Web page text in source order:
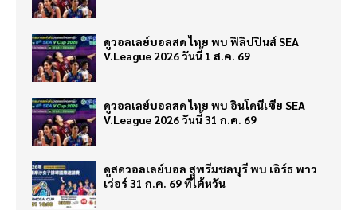
ดูวอลเลย์บอลสด ไทย พบ ฟิลิปปินส์ SEA
V.League 2026 วันนี้ 1 ส.ค. 69
ดูวอลเลย์บอลสด ไทย พบ อินโดนีเซีย SEA
V.League 2026 วันนี้ 31 ก.ค. 69
ดูสดวอลเลย์บอล สุพรีมชลบุรี พบ เอิร์ธ พาว
เว่อร์ 31 ก.ค. 69 ที่ไต้หวัน